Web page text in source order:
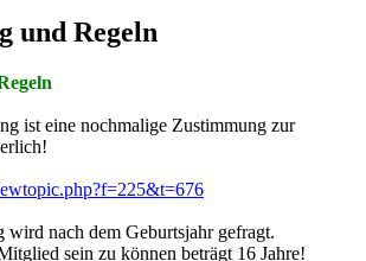
und Regeln
ist eine nochmalige Zustimmung zur
wird nach dem Geburtsjahr gefragt.
sein zu können beträgt 16 Jahre!